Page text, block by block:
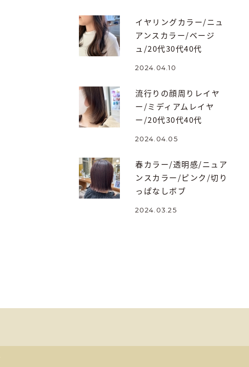
イヤリングカラー/ニュ
アンスカラー/ベージ
ュ/20代30代40代
2024.04.10
流行りの顔周りレイヤ
ー/ミディアムレイヤ
ー/20代30代40代
2024.04.05
春カラー/透明感/ニュア
ンスカラー/ピンク/切り
っぱなしボブ
2024.03.25